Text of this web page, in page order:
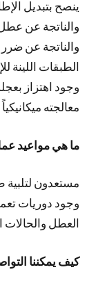
ينصح بتبديل
والناتجة عن
والناتجة عن
الطبقات
معالجته
ما هي مواعيد
مستعدون لتلبية
العطل والحالات
كيف يمكننا